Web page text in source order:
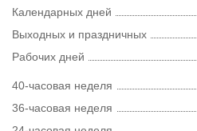
Календарных дней
Выходных и праздничных
Рабочих дней
40-часовая неделя
36-часовая неделя